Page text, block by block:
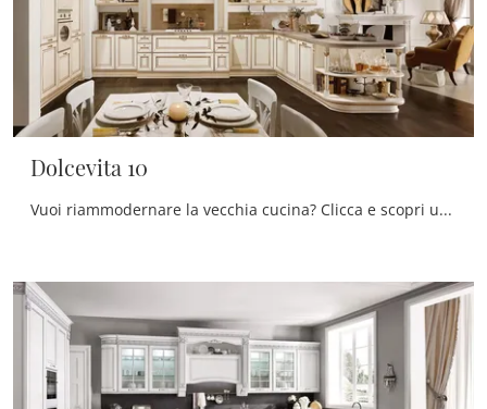
Dolcevita 10
Vuoi riammodernare la vecchia cucina? Clicca e scopri una ricca gamma di soluzioni tradizionali con penisola: Dolcevita 10 ti sta aspettando!